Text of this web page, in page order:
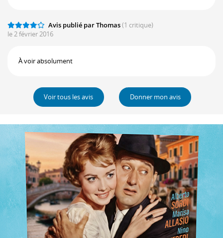
Avis publié par Thomas(1 critique)
le 2 février 2016
À voir absolument
Voir tous les avis Donner mon avis